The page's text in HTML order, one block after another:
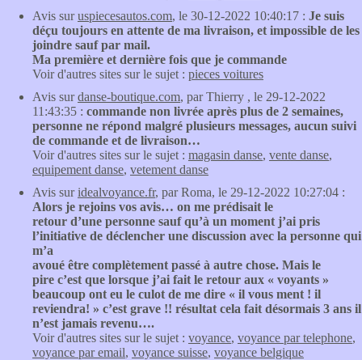
Avis suruspiecesautos.com, le 30-12-2022 10:40:17 : Je suis
déçu toujours en attente de ma livraison, et impossible de les
joindre sauf par mail.
Ma première et dernière fois que je commande
Voir d'autres sites sur le sujet : pieces voitures
Avis surdanse-boutique.com, par Thierry , le 29-12-2022
11:43:35 : commande non livrée après plus de 2 semaines,
personne ne répond malgré plusieurs messages, aucun suivi
de commande et de livraison…
Voir d'autres sites sur le sujet : magasin danse, vente danse,
equipement danse, vetement danse
Avis suridealvoyance.fr, par Roma, le 29-12-2022 10:27:04 :
Alors je rejoins vos avis… on me prédisait le
retour d’une personne sauf qu’à un moment j’ai pris
l’initiative de déclencher une discussion avec la personne qui
m’a
avoué être complètement passé à autre chose. Mais le
pire c’est que lorsque j’ai fait le retour aux « voyants »
beaucoup ont eu le culot de me dire « il vous ment ! il
reviendra! » c’est grave !! résultat cela fait désormais 3 ans il
n’est jamais revenu….
Voir d'autres sites sur le sujet : voyance, voyance par telephone,
voyance par email, voyance suisse, voyance belgique